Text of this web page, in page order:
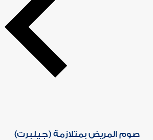
صوم المريض بمتلازمة (جيلبرت)